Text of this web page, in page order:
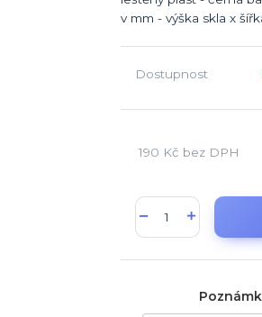
v mm - výška skla x
Dostupnost
190 Kč bez DPH